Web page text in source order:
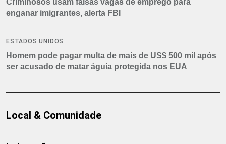
enganar imigrantes, alerta FBI
ESTADOS UNIDOS
Homem pode pagar multa de mais de US$ 500 mil após
ser acusado de matar águia protegida nos EUA
Local & Comunidade